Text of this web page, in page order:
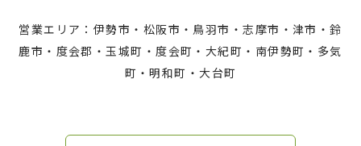
営業エリア：伊勢市・松阪市・鳥羽市・志摩市・津市・鈴
鹿市・度会郡・玉城町・度会町・大紀町・南伊勢町・多気
町・明和町・大台町